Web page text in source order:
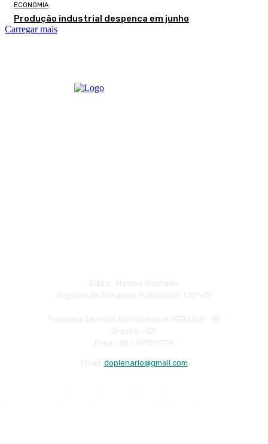
ECONOMIA
Produção industrial despenca em junho
Carregar mais
doplenario@gmail.com